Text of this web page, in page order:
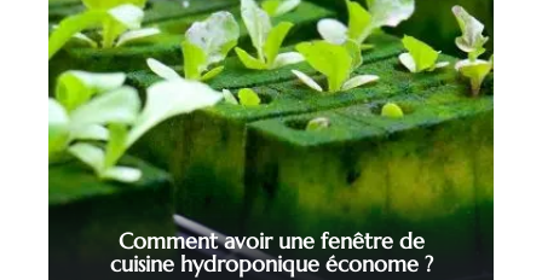
Comment avoir une fenêtre de
cuisine hydroponique économe ?